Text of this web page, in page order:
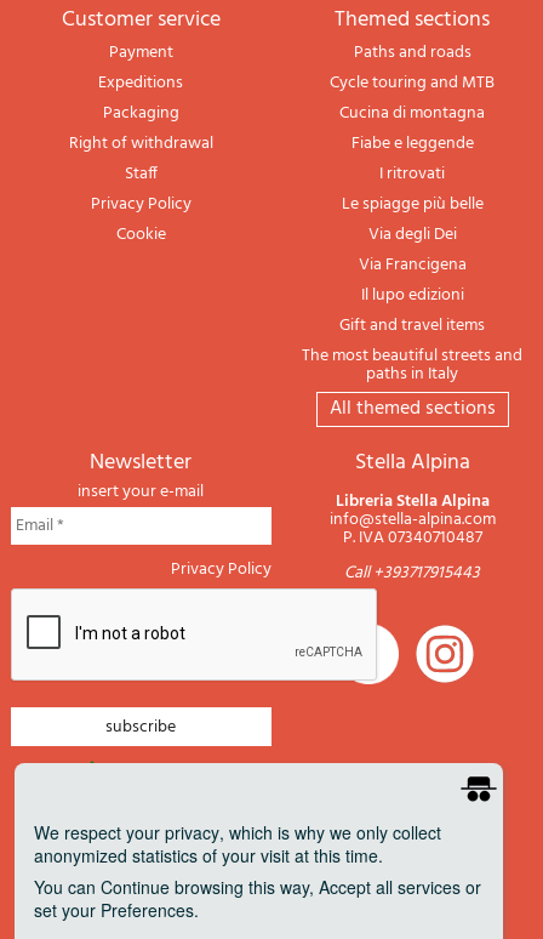
Customer service
Payment
Expeditions
Packaging
Right of withdrawal
Staff
Privacy Policy
Cookie
themed sections
Paths and roads
Cycle touring and MTB
Cucina di montagna
Fiabe e leggende
I ritrovati
Le spiagge più belle
Via degli Dei
Via Francigena
Il lupo edizioni
Gift and travel items
The most beautiful streets and
paths in Italy
All themed sections
newsletter
insert your e-mail
Privacy Policy
newsletter travels
newsletter military
Stella Alpina
Libreria Stella Alpina
info@stella-alpina.com
P. IVA 07340710487
Call +393717915443
We respect your privacy, which is why we only collect
anonymized statistics of your visit at this time.
You can Continue browsing this way, Accept all services or
set your Preferences.